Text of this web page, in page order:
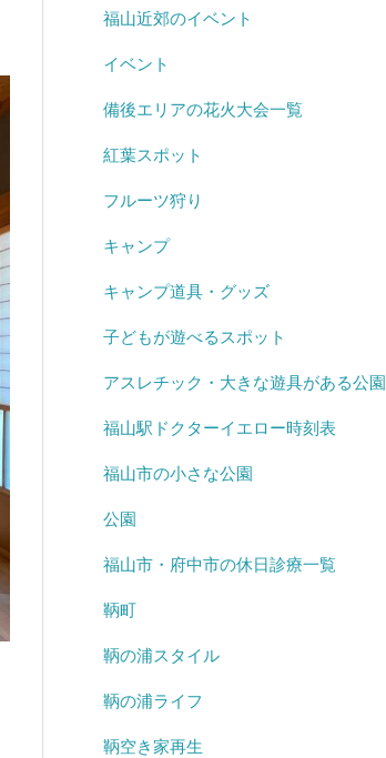
福山近郊のイベント
イベント
備後エリアの花火大会一覧
紅葉スポット
フルーツ狩り
キャンプ
キャンプ道具・グッズ
子どもが遊べるスポット
アスレチック・大きな遊具がある公園
福山駅ドクターイエロー時刻表
福山市の小さな公園
公園
福山市・府中市の休日診療一覧
鞆町
鞆の浦スタイル
鞆の浦ライフ
鞆空き家再生